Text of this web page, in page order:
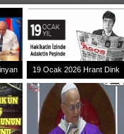
19 Ocak 2026 Hrant Dink
Anması